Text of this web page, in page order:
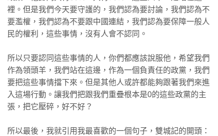
裡。但是我們今天要守護的，我們認為要討論，我們認為不
要濫權，我們認為不要跟中國連結，我們認為要保障一般人
民的權利，這些事情，沒有人會不認同。
所以只要認同這些事情的人，你們都應該說服他，希望我們
作為領頭羊，我們站在這邊，作為一個負責任的政黨，我們
要把這些事情擋下來。但是其他人或許都能夠跟著我們來進
入這場行動。讓我們把跟我們重疊根本是0的這些政黨的主
張，把它壓碎，好不好？
所以最後，我就引用我最喜歡的一個句子，雙城記的開頭：